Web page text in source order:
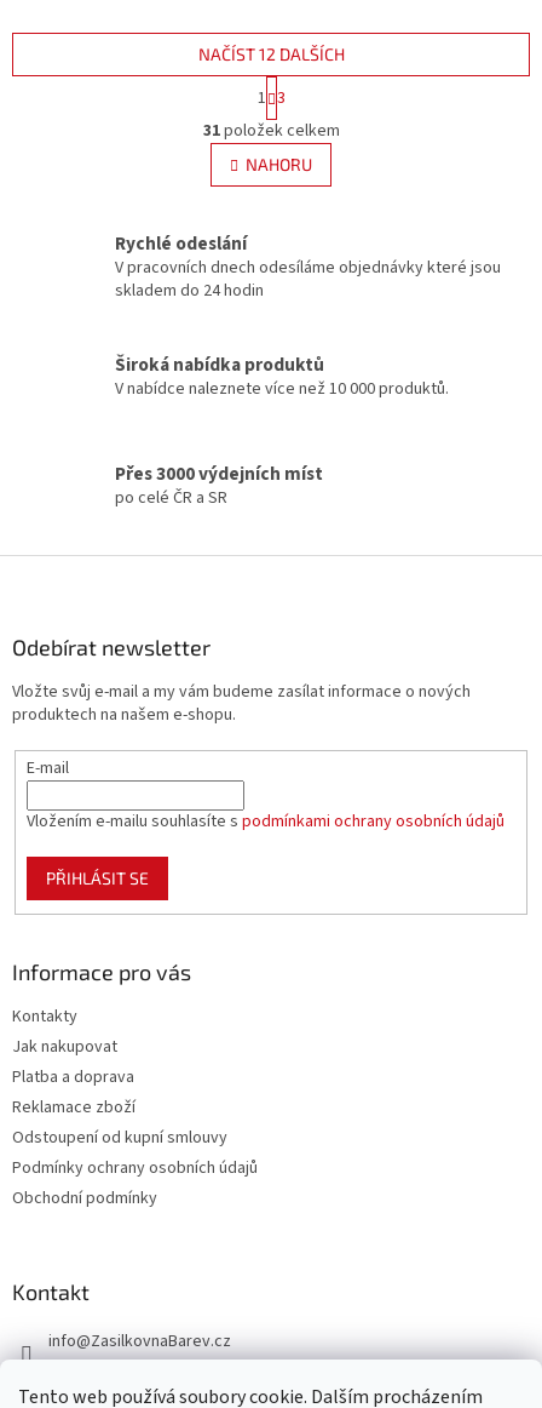
Tento web používá soubory cookie. Dalším procházením
jednom, který poskytuje kromě
atraktivního vzhledu také
dokonalou antikorozní ochranu.
základního antikorozního
nátěru, mezivrstvy a současně
vrchní barvy.
O
v
l
á
c
í
k
y
p
i
NAČÍST 12 DALŠÍCH
t
r
á
n
k
n
1 3
31položek celkem
NAHORU
Rychlé odeslání
V pracovních dnech odesíláme objednávky které jsou
skladem do 24 hodin
Široká nabídka produktů
V nabídce naleznete více než 10 000 produktů.
Přes 3000 výdejních míst
po celé ČR a SR
Odebírat newsletter
Vložte svůj e-mail a my vám budeme zasílat informace o nových
produktech na našem e-shopu.
E-mail
Vložením e-mailu souhlasíte s podmínkami ochrany osobních údajů
PŘIHLÁSIT SE
Informace pro vás
Kontakty
Jak nakupovat
Platba a doprava
Reklamace zboží
Odstoupení od kupní smlouvy
Podmínky ochrany osobních údajů
Obchodní podmínky
Kontakt
info@ZasilkovnaBarev.cz